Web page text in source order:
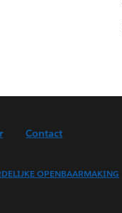
Contact
OPENBAARMAKING